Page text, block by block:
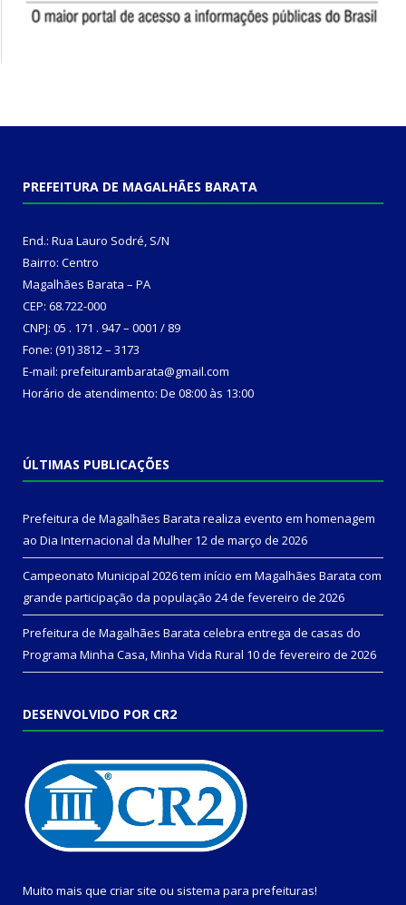
PREFEITURA DE MAGALHÃES BARATA
End.: Rua Lauro Sodré, S/N
Bairro: Centro
Magalhães Barata – PA
CEP: 68.722-000
CNPJ: 05 . 171 . 947 – 0001 / 89
Fone: (91) 3812 – 3173
E-mail: prefeiturambarata@gmail.com
Horário de atendimento: De 08:00 às 13:00
ÚLTIMAS PUBLICAÇÕES
Prefeitura de Magalhães Barata realiza evento em homenagem
ao Dia Internacional da Mulher 12 de março de 2026
Campeonato Municipal 2026 tem início em Magalhães Barata com
grande participação da população 24 de fevereiro de 2026
Prefeitura de Magalhães Barata celebra entrega de casas do
Programa Minha Casa, Minha Vida Rural 10 de fevereiro de 2026
DESENVOLVIDO POR CR2
Muito mais que criar site ou sistema para prefeituras!